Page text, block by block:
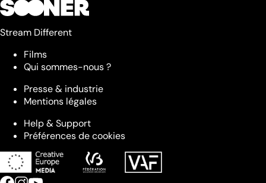
Stream Different
Films
Qui sommes-nous ?
Presse & industrie
Mentions légales
Help & Support
Préférences de cookies